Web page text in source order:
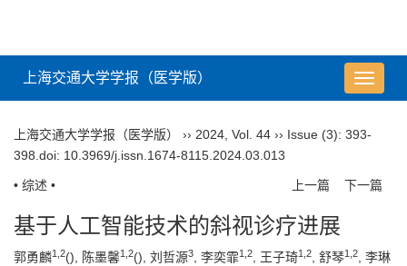
导
航
换
上海交通大学学报（医学版）
上海交通大学学报（医学版） ›› 2024 Vol. 44 ›› Issue (3): 393-
398. doi: 10.3969/j.issn.1674-8115.2024.03.013
• 综述 • 上一篇 下一篇
基于人工智能技术的斜视诊疗进展
郭勇麟1 2(), 陈墨馨1 2(), 刘哲源3 , 李奕霏1 2 , 王子琦1 2 , 舒琴1 2 , 李琳